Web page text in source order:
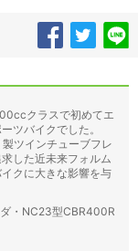
クラスで初めてエ
ツバイクでした。
ツインチューブフレ
した近未来フォルム
クに大きな影響を与
・NC23型CBR400R